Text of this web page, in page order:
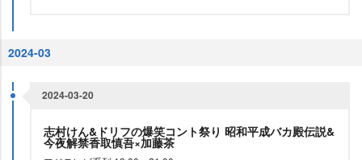
2024-03
2024-03-20
志村けん&ドリフの爆笑コント祭り 昭和平成バカ殿伝説&
今夜解禁香取慎吾×加藤茶